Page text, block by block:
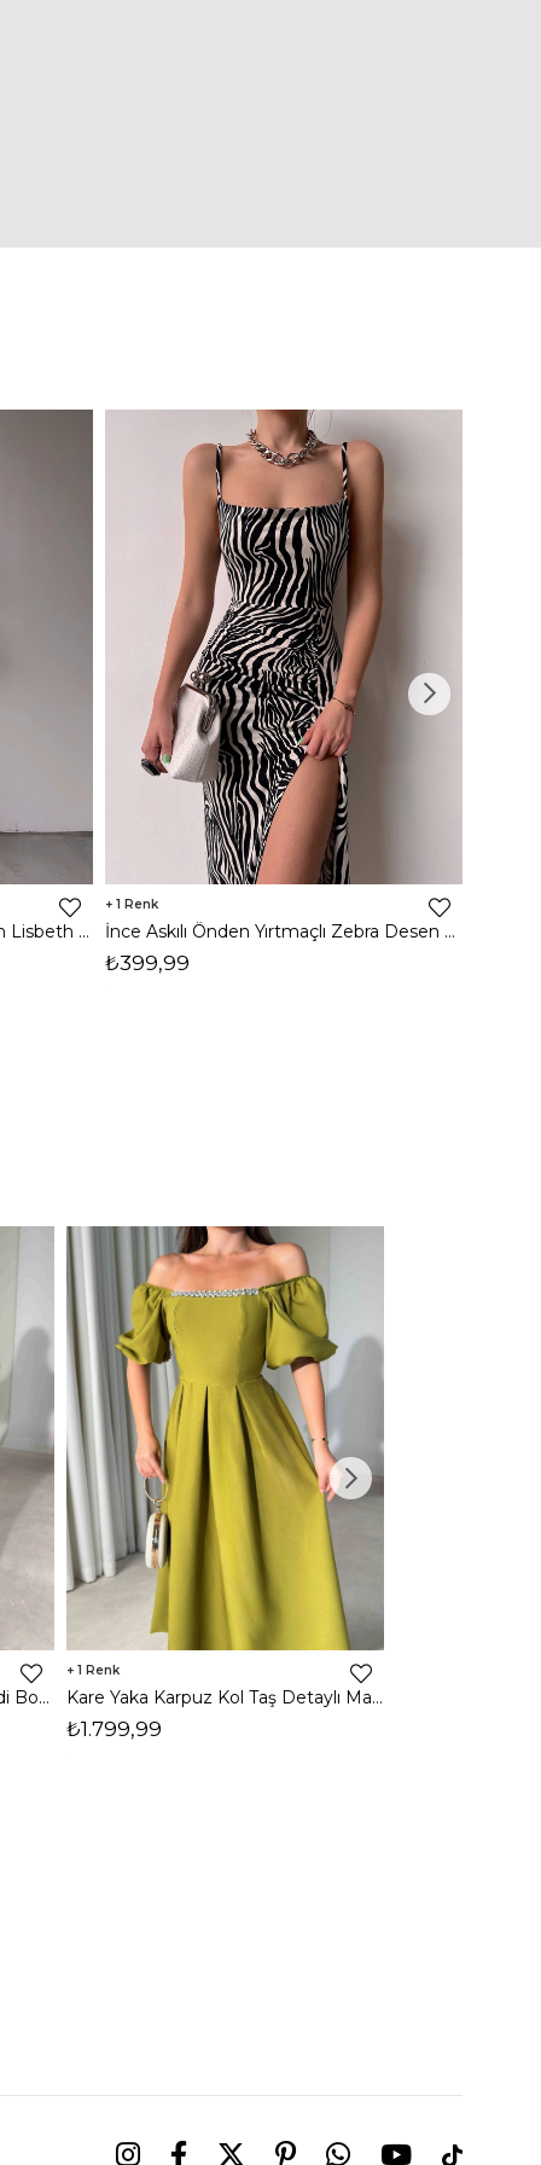
İnce Askılı Önden Yırtmaçlı Uzun Lisbeth Kadın Beyaz Elbise 22K000581
1
İnce Askılı Önden Yırtmaçlı Zebra Desen Citlali Kadın Renkli Elbise 22Y000068
₺399,99
Halter Yaka Önden Yırtmaçlı Midi Boy Kahverengi Hasre Kadın Elbise 26Y502
1
Kare Yaka Karpuz Kol Taş Detaylı Maxi Yağ Yeşili Civo Kadın Elbise 206Y501
₺1.799,99